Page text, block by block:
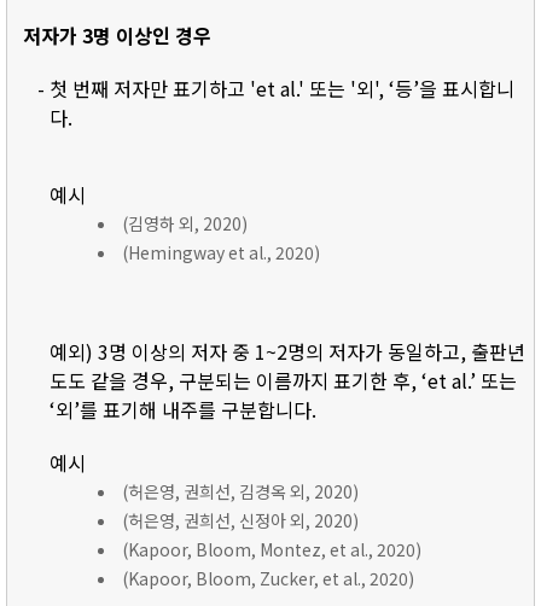
저자가 3명 이상인 경우
- 첫 번째 저자만 표기하고 'et al.' 또는 '외', ‘등’을 표시합니
다.
예시
(김영하 외, 2020)
(Hemingway et al., 2020)
예외) 3명 이상의 저자 중 1~2명의 저자가 동일하고, 출판년
도도 같을 경우, 구분되는 이름까지 표기한 후, ‘et al.’ 또는
‘외’를 표기해 내주를 구분합니다.
예시
(허은영, 권희선, 김경옥 외, 2020)
(허은영, 권희선, 신정아 외, 2020)
(Kapoor, Bloom, Montez, et al., 2020)
(Kapoor, Bloom, Zucker, et al., 2020)